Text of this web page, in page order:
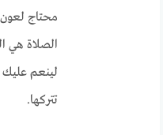
محتاج
الصلاة هي
لينعم عليك
تتركها.